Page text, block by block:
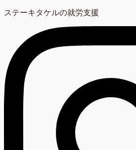
ステーキタケルの就労支援